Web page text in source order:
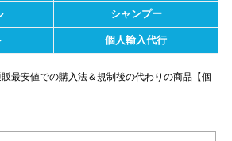
シャンプー
個人輸入代行
最安値での購入法＆規制後の代わりの商品【個